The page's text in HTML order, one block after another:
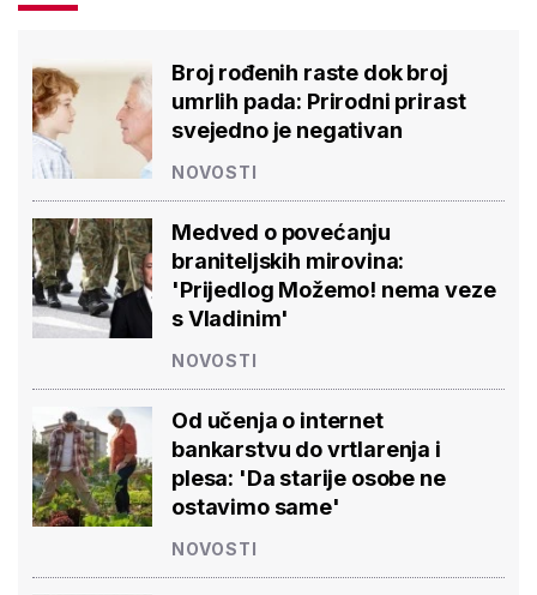
Broj rođenih raste dok broj
umrlih pada: Prirodni prirast
svejedno je negativan
NOVOSTI
Medved o povećanju
braniteljskih mirovina:
'Prijedlog Možemo! nema veze
s Vladinim'
NOVOSTI
Od učenja o internet
bankarstvu do vrtlarenja i
plesa: 'Da starije osobe ne
ostavimo same'
NOVOSTI